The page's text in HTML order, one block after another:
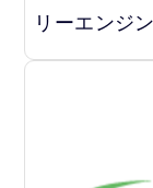
リーエンジ